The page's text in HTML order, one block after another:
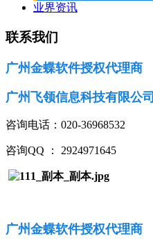
业界资讯
联系我们
广州金蝶软件授权代理商
广州飞领信息科技有限公司
咨询电话：020-36968532
咨询QQ ： 2924971645
广州金蝶软件授权代理商